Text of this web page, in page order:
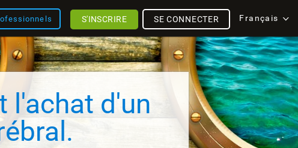
Français
SE CONNECTER
S'INSCRIRE
l'achat d'un